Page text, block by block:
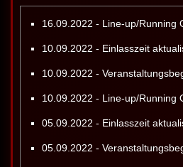
16.09.2022 - Line-up/Running
10.09.2022 - Einlasszeit
10.09.2022 -
10.09.2022 - Line-up/Running
05.09.2022 - Einlasszeit
05.09.2022 -